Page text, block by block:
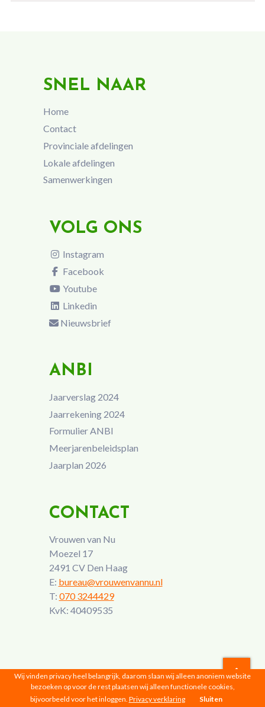
SNEL NAAR
Home
Contact
Provinciale afdelingen
Lokale afdelingen
Samenwerkingen
VOLG ONS
Instagram
Facebook
Youtube
Linkedin
Nieuwsbrief
ANBI
Jaarverslag 2024
Jaarrekening 2024
Formulier ANBI
Meerjarenbeleidsplan
Jaarplan 2026
CONTACT
Vrouwen van Nu
Moezel 17
2491 CV Den Haag
E: bureau@vrouwenvannu.nl
T: 070 3244429
KvK: 40409535
Vrouwen van Nu © 2026 |Privacyverklaring
Wij vinden privacy heel belangrijk, daarom slaan wij alleen anoniem website
bezoeken op voor de rest plaatsen wij alleen functionele cookies,
bijvoorbeeld voor het inloggen. Privacy verklaring Sluiten